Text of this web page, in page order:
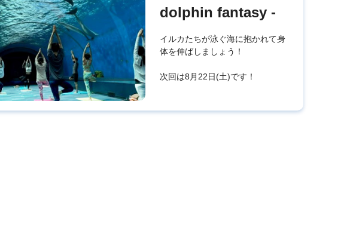
dolphin fantasy -
イルカたちが泳ぐ海に抱かれて身
体を伸ばしましょう！
次回は8月22日(土)です！